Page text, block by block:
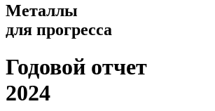
Металлы
для прогресса
Годовой отчет
2024